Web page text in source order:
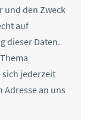
und den Zweck
auf
dieser Daten.
sich jederzeit
an uns